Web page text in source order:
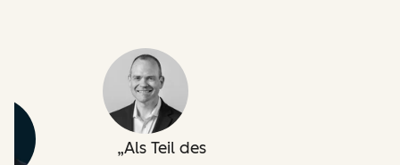
Als Teil des